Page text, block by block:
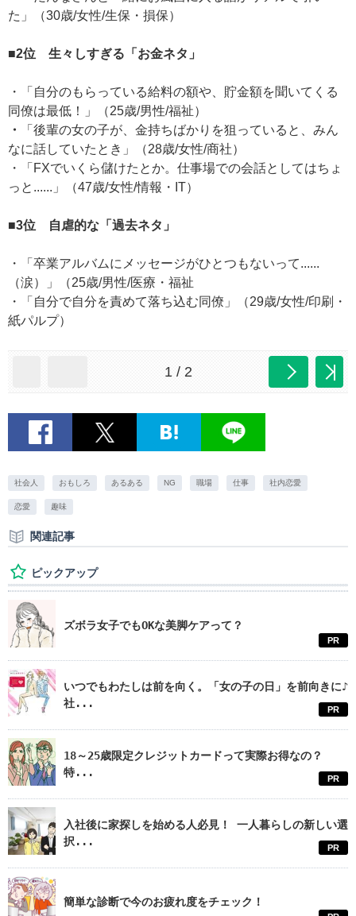
た」（30歳/女性/生保・損保）
■2位 生々しすぎる「お金ネタ」
・「自分のもらっている給料の額や、貯金額を聞いてくる
同僚は最低！」（25歳/男性/福祉）
・
「後輩の女の子が、金持ちばかりを狙っていると、みん
なに話していたとき」（28歳/女性/商社）
・「FXでいくら儲けたとか。仕事場での会話としてはちょ
っと......」（47歳/女性/情報・IT）
■3位 自虐的な「過去ネタ」
・「卒業アルバムにメッセージがひとつもないって......
（涙）」（25歳/男性/医療・福祉
・「自分で自分を責めて落ち込む同僚」（29歳/女性/印刷・
紙パルプ）
1 / 2
社会人 おもしろ あるある NG 職場 仕事 社内恋愛
恋愛 趣味
関連記事
ピックアップ
ズボラ女子でもOKな美脚ケアって？
PR
いつでもわたしは前を向く。「女の子の日」を前向きに♪
社...
PR
18～25歳限定クレジットカードって実際お得なの？
特...
PR
入社後に家探しを始める人必見！ 一人暮らしの新しい選
択...
PR
簡単な診断で今のお疲れ度をチェック！